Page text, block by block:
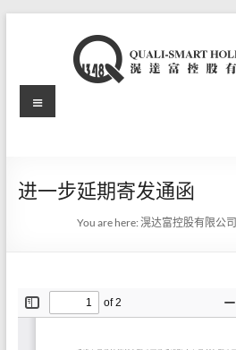
滉
富
限
Menu
进一步延期寄发通函
You are here:滉达富控股有限公司